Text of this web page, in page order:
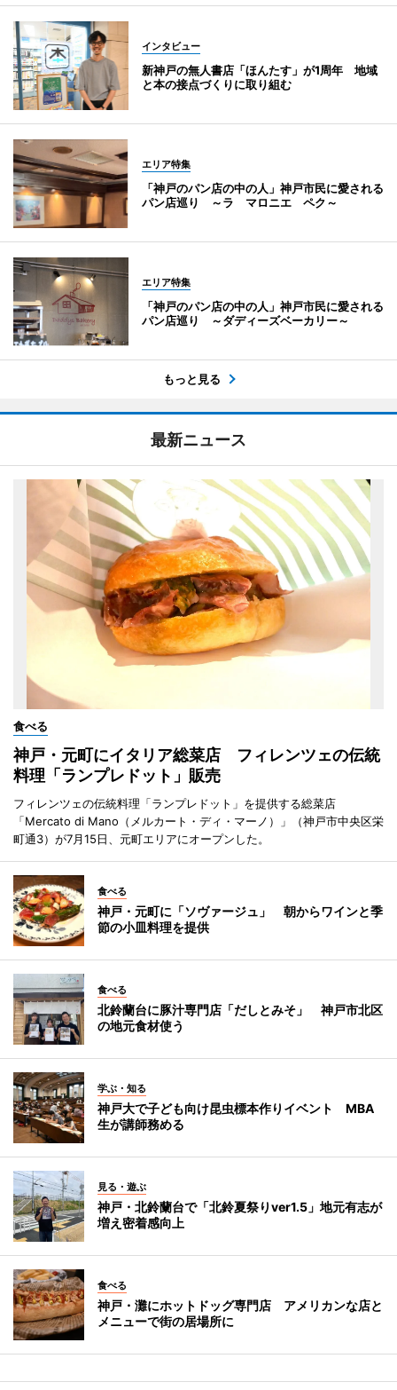
インタビュー
新神戸の無人書店「ほんたす」が1周年 地域
と本の接点づくりに取り組む
エリア特集
「神戸のパン店の中の人」神戸市民に愛される
パン店巡り ～ラ マロニエ ペク～
エリア特集
「神戸のパン店の中の人」神戸市民に愛される
パン店巡り ～ダディーズベーカリー～
もっと見る
最新ニュース
食べる
神戸・元町にイタリア総菜店 フィレンツェの伝統
料理「ランプレドット」販売
フィレンツェの伝統料理「ランプレドット」を提供する総菜店
「Mercato di Mano（メルカート・ディ・マーノ）」（神戸市中央区栄
町通3）が7月15日、元町エリアにオープンした。
食べる
神戸・元町に「ソヴァージュ」 朝からワインと季
節の小皿料理を提供
食べる
北鈴蘭台に豚汁専門店「だしとみそ」 神戸市北区
の地元食材使う
学ぶ・知る
神戸大で子ども向け昆虫標本作りイベント MBA
生が講師務める
見る・遊ぶ
神戸・北鈴蘭台で「北鈴夏祭りver1.5」地元有志が
増え密着感向上
食べる
神戸・灘にホットドッグ専門店 アメリカンな店と
メニューで街の居場所に